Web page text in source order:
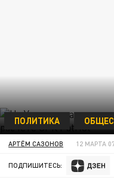
ПОЛИТИКА
АРТЁМ САЗОНОВ 12 МАРТА
ПОДПИШИТЕСЬ: